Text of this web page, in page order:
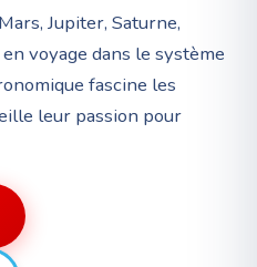
Jupiter, Saturne,
voyage dans le système
fascine les
leur passion pour